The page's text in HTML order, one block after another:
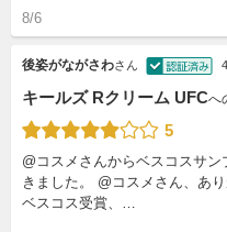
8/6
後姿がながさわさん
キールズ Rクリーム UFCへ
5
@コスメさんからベスコスサ
きました。 @コスメさん、あり
ベスコス受賞、…